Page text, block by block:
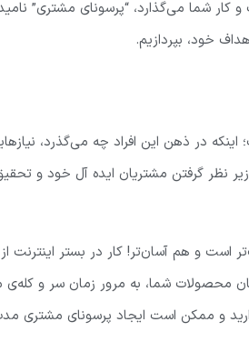
شما می‌گذارد، “پرسونای مشتری”
خود، بپردازیم.
در ذهن این افراد چه می‌گذرد،
گرفتن مشتریان ایده آل خود و تحقیق
است و هم آسان‌تر! کار در بستر اینترنت
محصولات شما، به مرور زمان سر و کله‌ی
و ممکن است ایجاد پرسونای مشتری